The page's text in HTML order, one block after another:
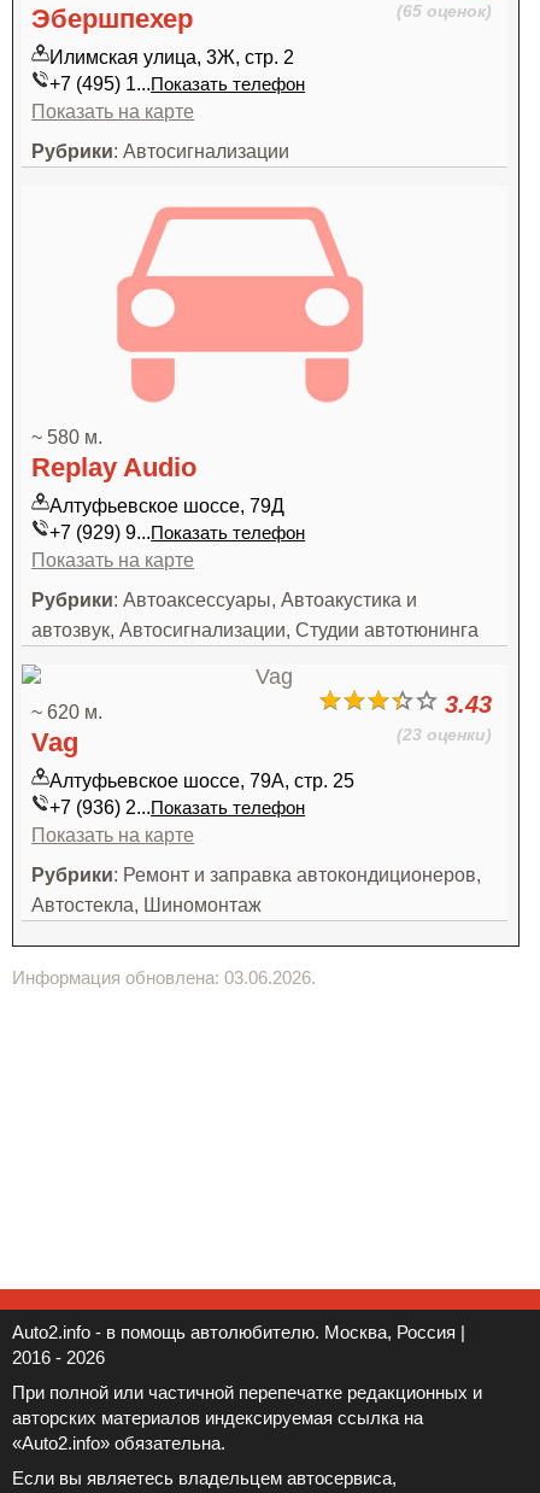
(65 оценок)
Эбершпехер
Илимская улица, 3Ж, стр. 2
+7 (495) 1...Показать телефон
Показать на карте
Рубрики: Автосигнализации
~ 580 м.
Replay Audio
Алтуфьевское шоссе, 79Д
+7 (929) 9...Показать телефон
Показать на карте
Рубрики: Автоаксессуары, Автоакустика и
автозвук, Автосигнализации, Студии автотюнинга
3.43
(23 оценки)
~ 620 м.
Vag
Алтуфьевское шоссе, 79А, стр. 25
+7 (936) 2...Показать телефон
Показать на карте
Рубрики: Ремонт и заправка автокондиционеров,
Автостекла, Шиномонтаж
Информация обновлена: 03.06.2026.
Auto2.info - в помощь автолюбителю. Москва, Россия |
2016 - 2026
При полной или частичной перепечатке редакционных и
авторских материалов индексируемая ссылка на
«Auto2.info» обязательна.
Если вы являетесь владельцем автосервиса,